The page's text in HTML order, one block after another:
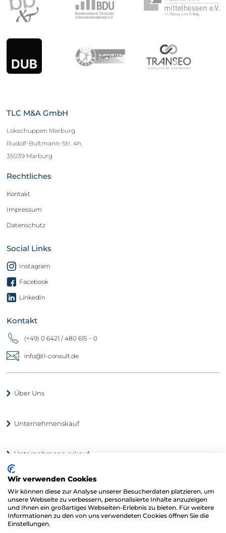
TLC M&A GmbH
Lokschuppen Marburg
Rudolf-Bultmann-Str. 4h,
35039 Marburg
Rechtliches
Kontakt
Impressum
Datenschutz
Social Links
Instagram
Facebook
LinkedIn
Kontakt
(+49) 0 6421 / 480 615 – 0
info@tl-consult.de
Über Uns
Unternehmenskauf
Unternehmensverkauf
Unternehmensbewertung
Unternehmensbörse
Wir verwenden Cookies
Wir können diese zur Analyse unserer Besucherdaten platzieren, um
unsere Webseite zu verbessern, personalisierte Inhalte anzuzeigen
und Ihnen ein großartiges Webseiten-Erlebnis zu bieten. Für weitere
Informationen zu den von uns verwendeten Cookies öffnen Sie die
Einstellungen.